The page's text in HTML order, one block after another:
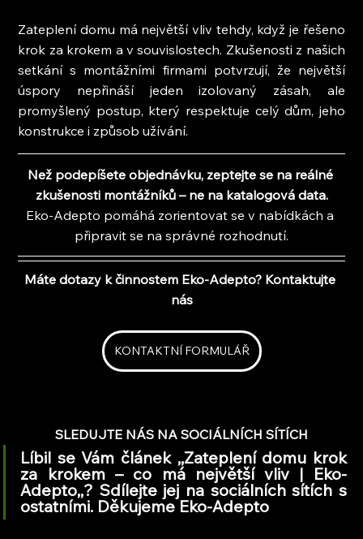
Zateplení domu má největší vliv tehdy, když je řešeno
krok za krokem a v souvislostech. Zkušenosti z našich
setkání s montážními firmami potvrzují, že největší
úspory nepřináší jeden izolovaný zásah, ale
promyšlený postup, který respektuje celý dům, jeho
konstrukce i způsob užívání.
Než podepíšete objednávku, zeptejte se na reálné
zkušenosti montážníků – ne na katalogová data.
Eko-Adepto pomáhá zorientovat se v nabídkách a
připravit se na správné rozhodnutí.
Máte dotazy k činnostem Eko-Adepto? Kontaktujte
nás
KONTAKTNÍ FORMULÁŘ
SLEDUJTE NÁS NA SOCIÁLNÍCH SÍTÍCH
Líbil se Vám článek ,,Zateplení domu krok
za krokem – co má největší vliv | Eko-
Adepto,,? Sdílejte jej na sociálních sítích s
ostatními. Děkujeme Eko-Adepto